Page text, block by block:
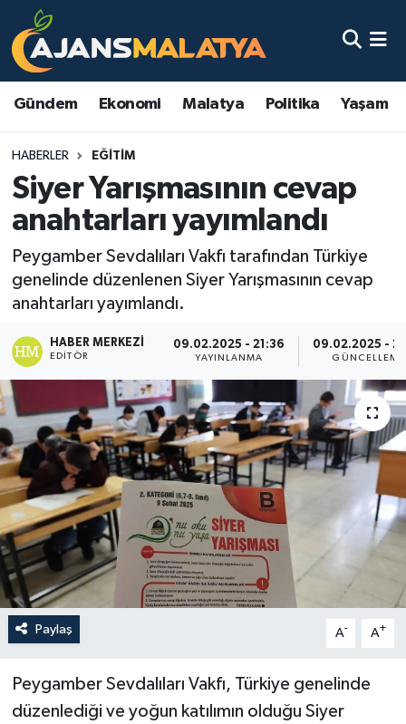
Gündem Ekonomi Malatya Politika Yaşam
HABERLER EĞITIM
Siyer Yarışmasının cevap
anahtarları yayımlandı
Peygamber Sevdalıları Vakfı tarafından Türkiye
genelinde düzenlenen Siyer Yarışmasının cevap
anahtarları yayımlandı.
HABER MERKEZI
EDITÖR
09.02.2025 - 21:36
YAYINLANMA
09.02.2025 -
GÜNCELLEME
Paylaş A- A+
Peygamber Sevdalıları Vakfı, Türkiye genelinde
düzenlediği ve yoğun katılımın olduğu Siyer
Asayiş
Eğitim
Ekonomi
Gündem
Kadın
Kültür & Sanat
Magazin
Politika
Sağlık
Spor
Teknoloji
Yaşam
Malatya Nöbetçi Eczaneler
Malatya Namaz Vakitleri
Malatya Trafik Yoğunluk Haritası
TFF 3.Lig 2.Grup Puan Durumu ve Fikstür
Tüm Manşetler
Son Dakika Haberleri
Haber Arşivi